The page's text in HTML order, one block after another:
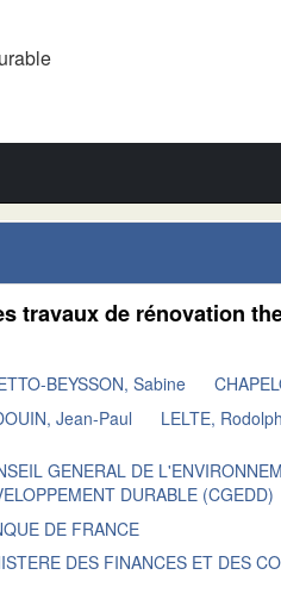
travaux de rénovation
BEYSSON, Sabine
Jean-Paul
LELTE,
GENERAL DE
DURABLE (CGEDD)
DE FRANCE
DES FINANCES ET DES